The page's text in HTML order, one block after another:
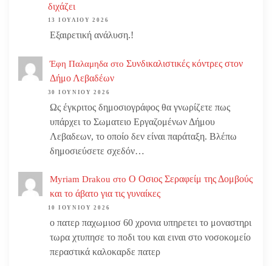
διχάζει
13 ΙΟΥΛΊΟΥ 2026
Εξαιρετική ανάλυση.!
Έφη Παλαμηδα στο Συνδικαλιστικές κόντρες στον
Δήμο Λεβαδέων
30 ΙΟΥΝΊΟΥ 2026
Ως έγκριτος δημοσιογράφος θα γνωρίζετε πως
υπάρχει το Σωματειο Εργαζομένων Δήμου
Λεβαδεων, το οποίο δεν είναι παράταξη. Βλέπω
δημοσιεύσετε σχεδόν…
Myriam Drakou στο Ο Οσιος Σεραφείμ της Δομβούς
και το άβατο για τις γυναίκες
10 ΙΟΥΝΊΟΥ 2026
ο πατερ παχωμιοσ 60 χρονια υπηρετει το μοναστηρι
τωρα χτυπησε το ποδι του και ειναι στο νοσοκομείο
περαστικά καλοκαρδε πατερ